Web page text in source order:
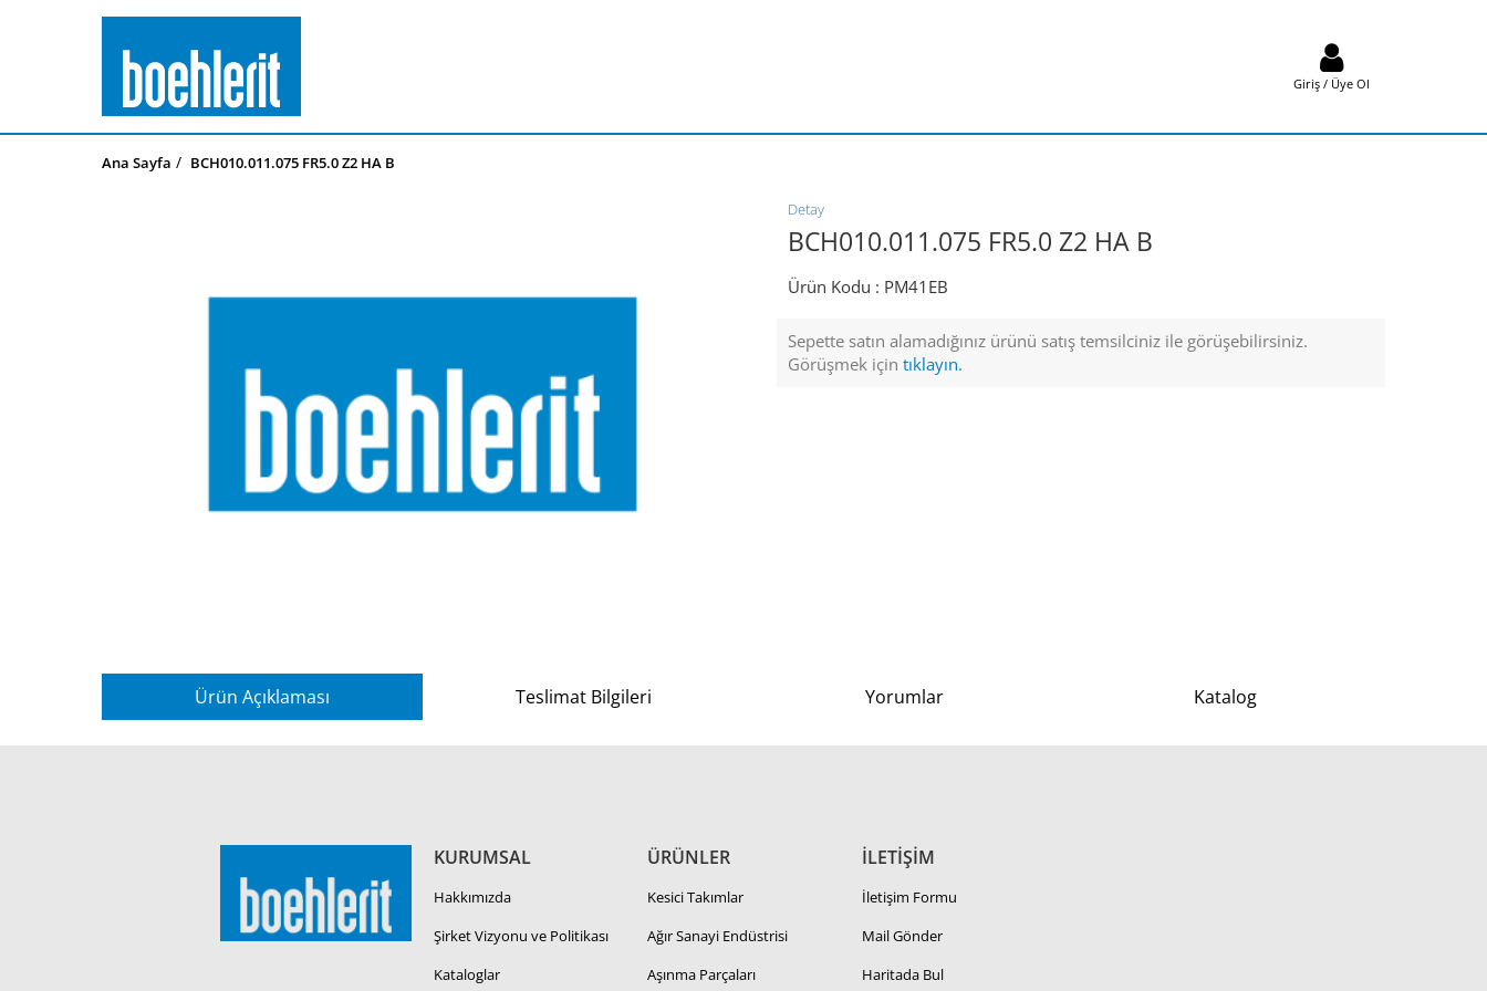
Giriş / Üye Ol
Ana Sayfa BCH010.011.075 FR5.0 Z2 HA B
Detay
BCH010.011.075 FR5.0 Z2 HA B
Ürün Kodu : PM41EB
Sepette satın alamadığınız ürünü satış temsilciniz ile görüşebilirsiniz.
Görüşmek için tıklayın.
Ürün Açıklaması Teslimat Bilgileri Yorumlar Katalog
KURUMSAL
Hakkımızda
Şirket Vizyonu ve Politikası
Kataloglar
ÜRÜNLER
Kesici Takımlar
Ağır Sanayi Endüstrisi
Aşınma Parçaları
İLETİŞİM
İletişim Formu
Mail Gönder
Haritada Bul